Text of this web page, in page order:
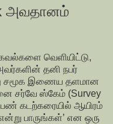
அவதானம்
வெளியிட்டு,
தனி நபர்
சமூக இணைய தளமான
சர்வே ஸ்கேம் (Survey
கடற்கரையில் ஆயிரம்
பாருங்கள்’ என ஒரு